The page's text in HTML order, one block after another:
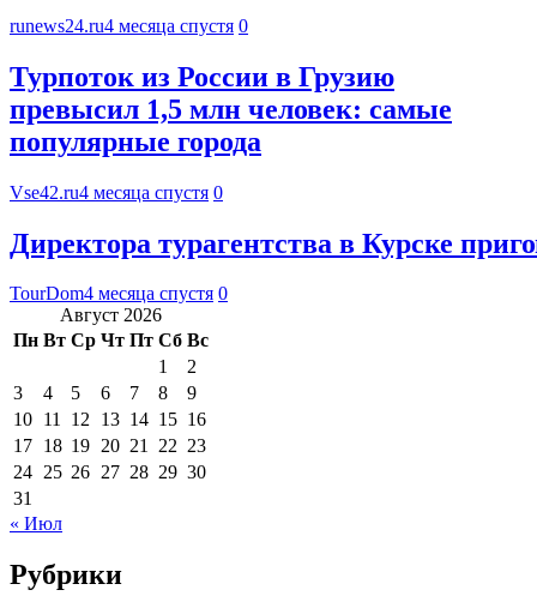
runews24.ru4 месяца спустя 0
Турпоток из России в Грузию
превысил 1,5 млн человек: самые
популярные города
Vse42.ru4 месяца спустя 0
Директора турагентства в Курске
TourDom4 месяца спустя 0
Август 2026
Пн Вт Ср Чт Пт Сб Вс
1
2
3
4 5 6 7 8
9
10 11 12 13 14 15 16
17 18 19 20 21 22 23
24 25 26 27 28 29 30
31
« Июл
Рубрики